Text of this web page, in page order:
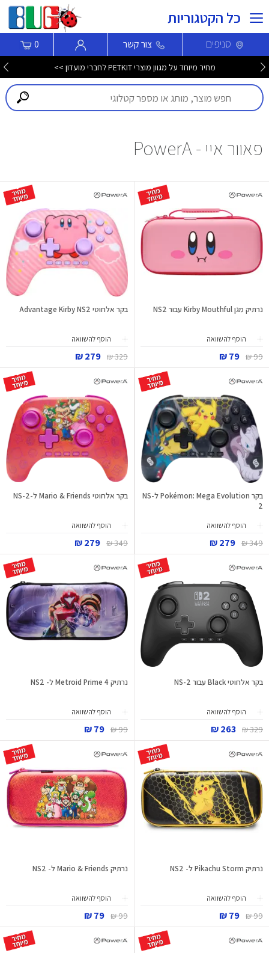
כל הקטגוריות
סניפים צור קשר 0
מחיר מיוחד על מגוון מוצרי PETKIT לחברי מועדון >>
פאוור איי - PowerA
נרתיק מגן Kirby Mouthful עבור NS2
הוסף להשוואה
99 ₪
79 ₪
בקר אלחוטי Advantage Kirby NS2
הוסף להשוואה
329 ₪
279 ₪
בקר Pokémon: Mega Evolution לNS-
2
הוסף להשוואה
349 ₪
279 ₪
בקר אלחוטי Mario & Friends ל-NS-2
הוסף להשוואה
349 ₪
279 ₪
בקר אלחוטי Black עבור NS-2
הוסף להשוואה
329 ₪
263 ₪
נרתיק Metroid Prime 4 ל- NS2
הוסף להשוואה
99 ₪
79 ₪
נרתיק Pikachu Storm ל- NS2
הוסף להשוואה
99 ₪
79 ₪
נרתיק Mario & Friends ל- NS2
הוסף להשוואה
99 ₪
79 ₪